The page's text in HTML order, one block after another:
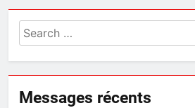
Search
for:
Messages récents